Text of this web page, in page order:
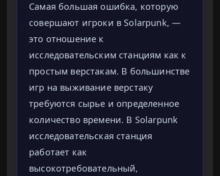
Самая большая ошибка, которую
совершают игроки в Solarpunk, —
это отношение к
исследовательским станциям как к
простым верстакам. В большинстве
игр на выживание верстаку
требуются сырье и определенное
количество времени. В Solarpunk
исследовательская станция
работает как
высокотребовательный,